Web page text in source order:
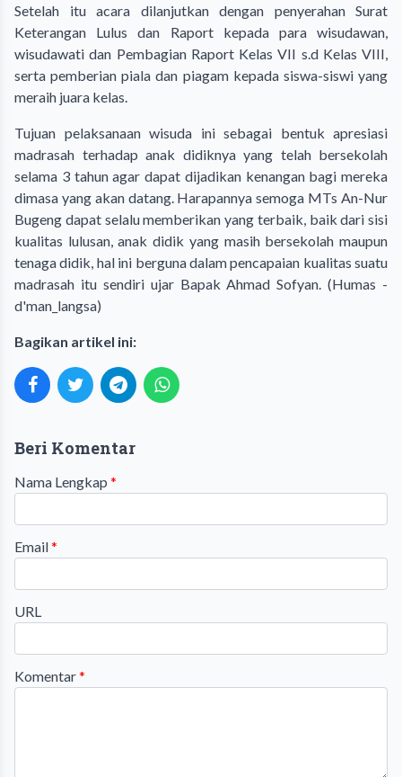
Setelah itu acara dilanjutkan dengan penyerahan Surat
Keterangan Lulus dan Raport kepada para wisudawan,
wisudawati dan Pembagian Raport Kelas VII s.d Kelas VIII,
serta pemberian piala dan piagam kepada siswa-siswi yang
meraih juara kelas.
Tujuan pelaksanaan wisuda ini sebagai bentuk apresiasi
madrasah terhadap anak didiknya yang telah bersekolah
selama 3 tahun agar dapat dijadikan kenangan bagi mereka
dimasa yang akan datang. Harapannya semoga MTs An-Nur
Bugeng dapat selalu memberikan yang terbaik, baik dari sisi
kualitas lulusan, anak didik yang masih bersekolah maupun
tenaga didik, hal ini berguna dalam pencapaian kualitas suatu
madrasah itu sendiri ujar Bapak Ahmad Sofyan. (Humas -
d'man_langsa)
Bagikan artikel ini:
Beri Komentar
Nama Lengkap *
Email*
URL
Komentar*